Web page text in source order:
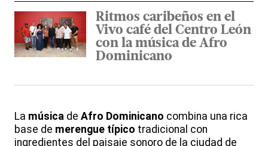
Ritmos caribeños en el
Vivo café del Centro León
con la música de Afro
Dominicano
La música de Afro Dominicano combina una rica
base de merengue típico tradicional con
ingredientes del paisaje sonoro de la ciudad de